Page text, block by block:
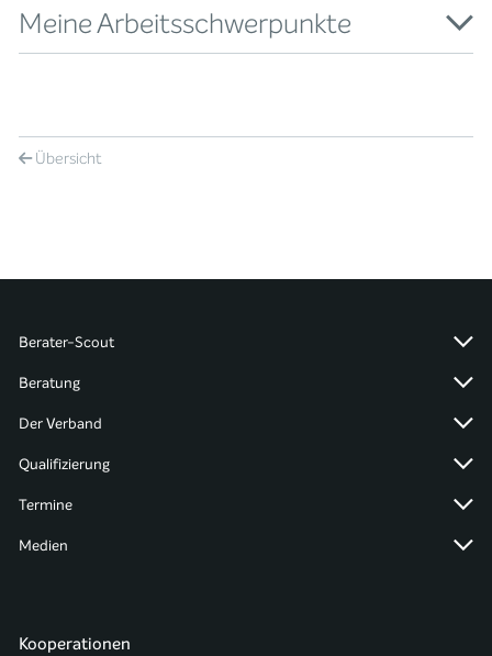
Meine Arbeitsschwerpunkte
Übersicht
Berater-Scout
Beratung
Der Verband
Qualifizierung
Termine
Medien
Kooperationen